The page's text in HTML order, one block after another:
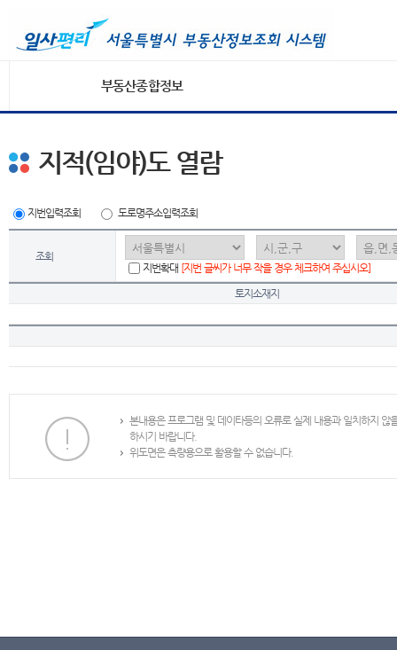
부동산종합정보
지적(임야)도 열람
지번입력조회 도로명주소입력조회
조회
지번확대 [지번 글씨가 너무 작을 경우 체크하여 주십시오]
토지소재지
본내용은 프로그램 및 데이타등의 오류로 실제 내용과 일치하지
하시기 바랍니다.
위도면은 측량용으로 활용할 수 없습니다.